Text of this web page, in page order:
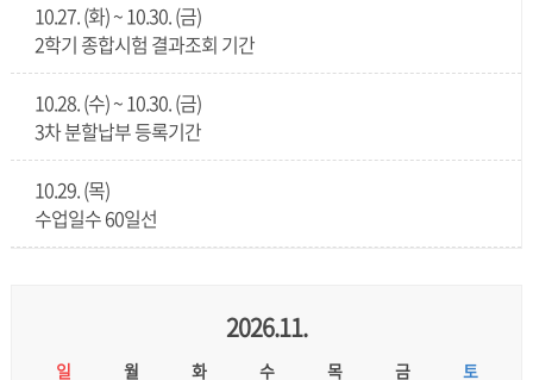
10.27. (화) ~ 10.30. (금)
2학기 종합시험 결과조회 기간
10.28. (수) ~ 10.30. (금)
3차 분할납부 등록기간
10.29. (목)
수업일수 60일선
2026.11.
일 월 화 수 목 금 토